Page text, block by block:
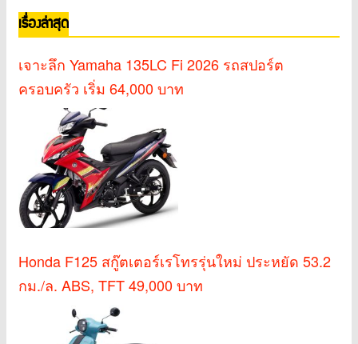
เรื่องล่าสุด
เจาะลึก Yamaha 135LC Fi 2026 รถสปอร์ต
ครอบครัว เริ่ม 64,000 บาท
Honda F125 สกู๊ตเตอร์เรโทรรุ่นใหม่ ประหยัด 53.2
กม./ล. ABS, TFT 49,000 บาท